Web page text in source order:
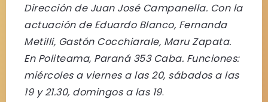
Dirección de Juan José Campanella. Con la
actuación de Eduardo Blanco, Fernanda
Metilli, Gastón Cocchiarale, Maru Zapata.
En Politeama, Paraná 353 Caba. Funciones:
miércoles a viernes a las 20, sábados a las
19 y 21.30, domingos a las 19.